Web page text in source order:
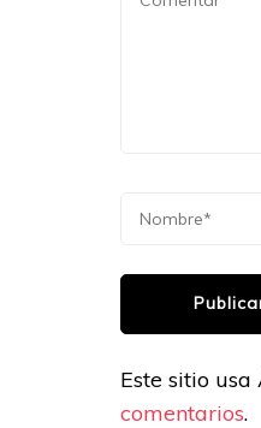
Este sitio
comentarios.